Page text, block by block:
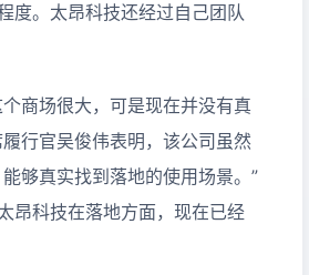
度。太昂科技还经过自己团队
商场很大，可是现在并没有真
行官吴俊伟表明，该公司虽然
够真实找到落地的使用场景。”
昂科技在落地方面，现在已经